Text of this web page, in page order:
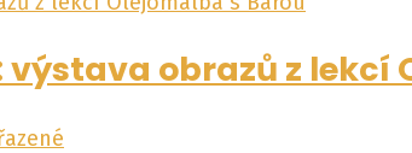
obrazů z lekcí